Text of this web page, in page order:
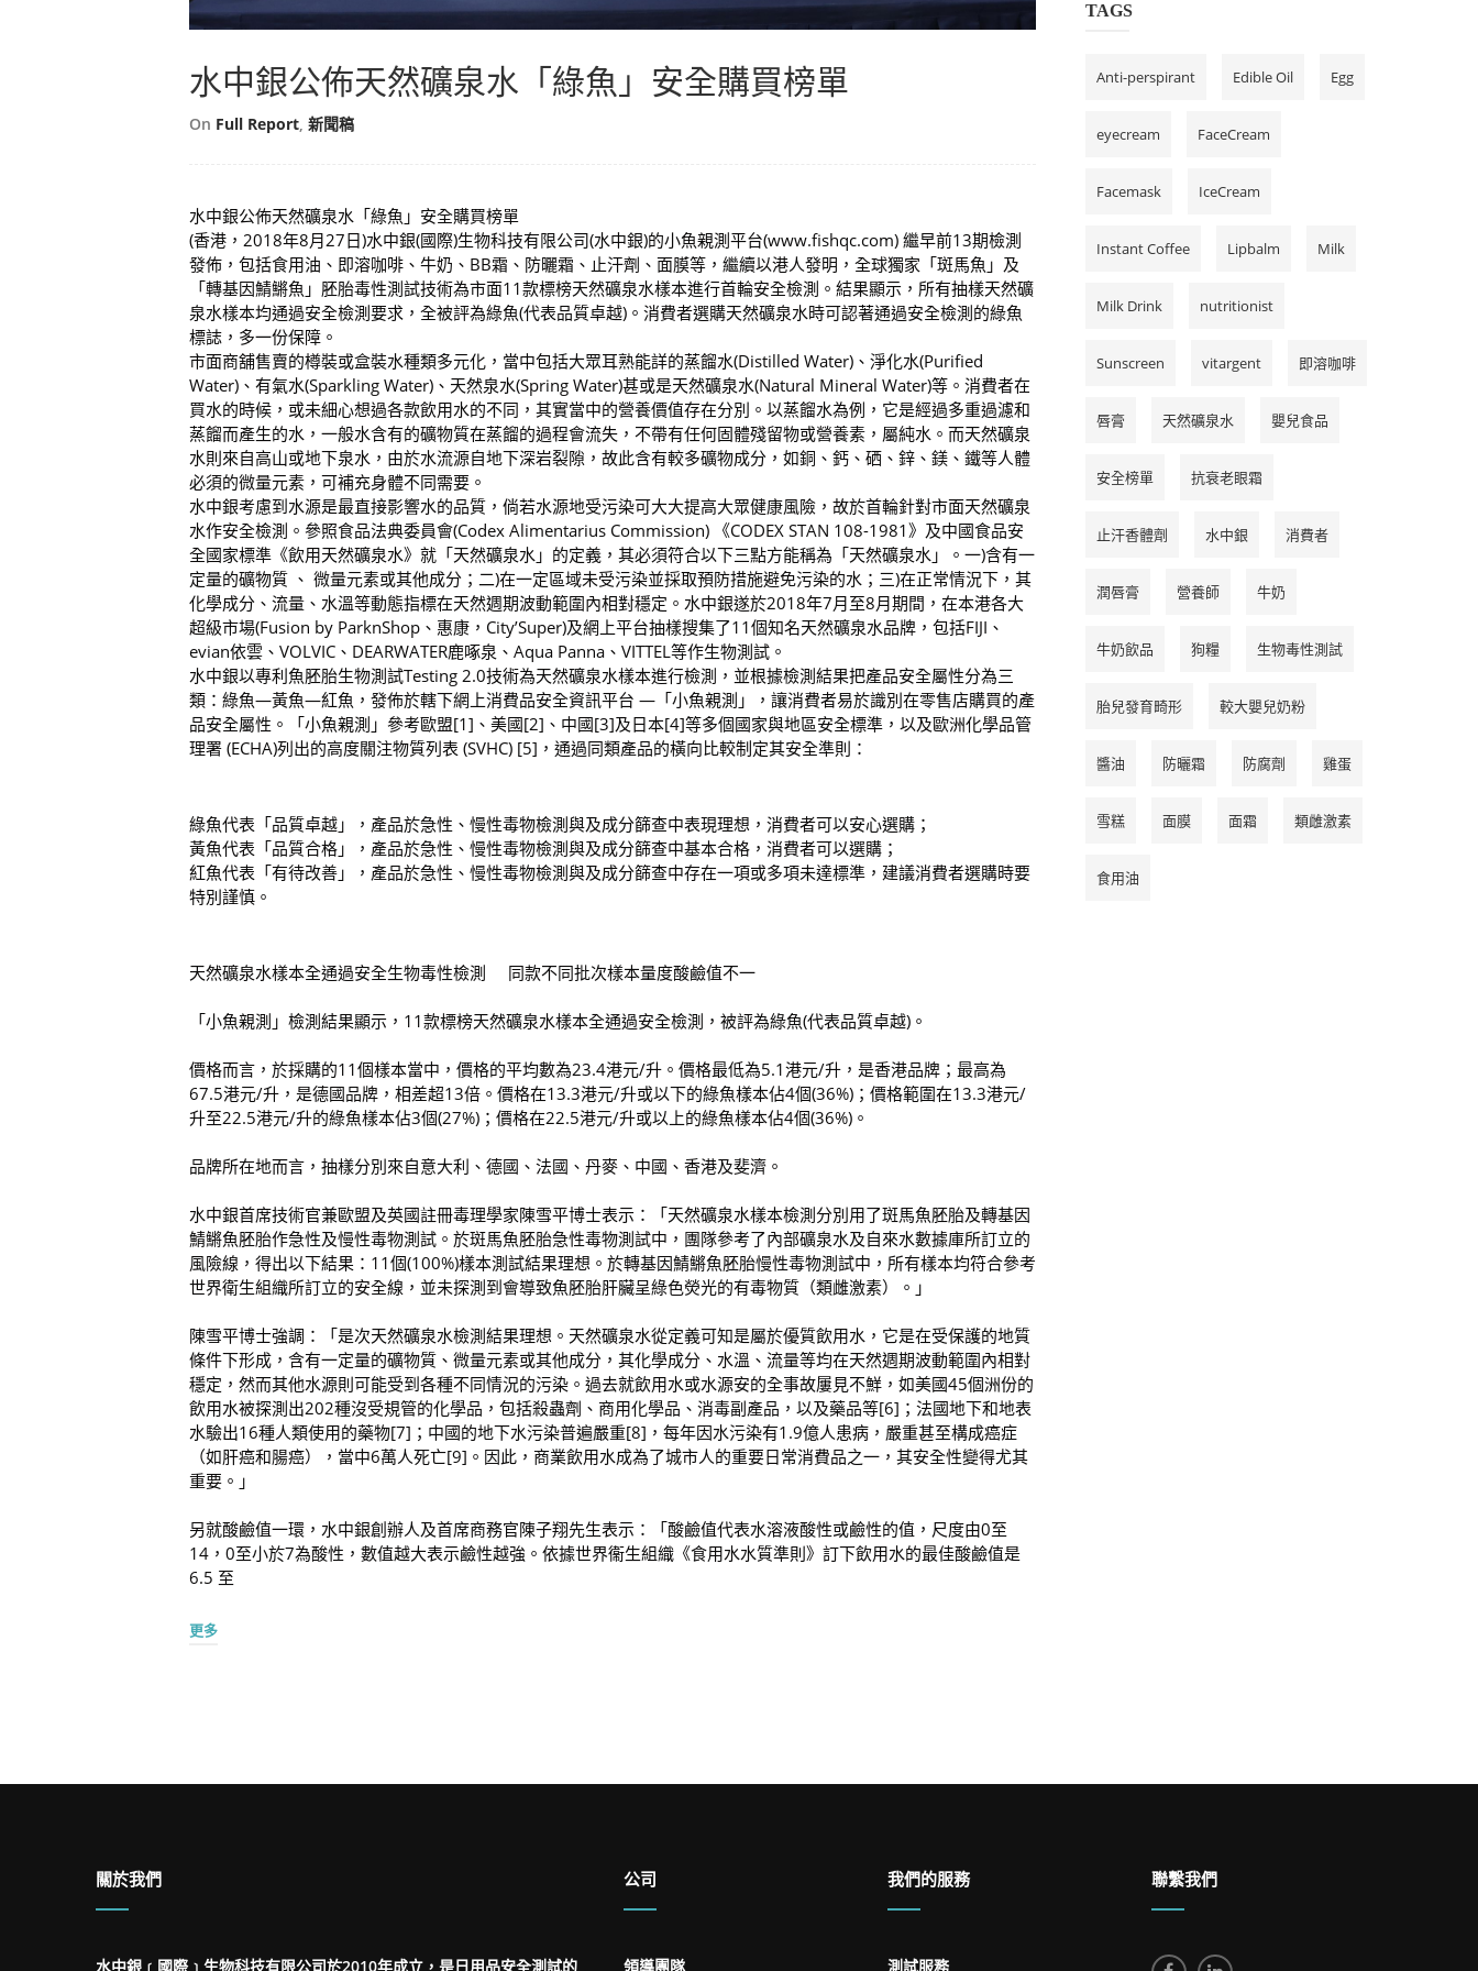
水中銀公佈天然礦泉水「綠魚」安全購買榜單
On Full Report, 新聞稿
水中銀公佈天然礦泉水「綠魚」安全購買榜單
(香港，2018年8月27日)水中銀(國際)生物科技有限公司(水中銀)的小魚親測平台(www.fishqc.com) 繼早前13期檢測
發佈，包括食用油、即溶咖啡、牛奶、BB霜、防曬霜、止汗劑、面膜等，繼續以港人發明，全球獨家「斑馬魚」及
「轉基因鯖鱂魚」胚胎毒性測試技術為市面11款標榜天然礦泉水樣本進行首輪安全檢測。結果顯示，所有抽樣天然礦
泉水樣本均通過安全檢測要求，全被評為綠魚(代表品質卓越)。消費者選購天然礦泉水時可認著通過安全檢測的綠魚
標誌，多一份保障。
市面商舖售賣的樽裝或盒裝水種類多元化，當中包括大眾耳熟能詳的蒸餾水(Distilled Water)、淨化水(Purified
Water)、有氣水(Sparkling Water)、天然泉水(Spring Water)甚或是天然礦泉水(Natural Mineral Water)等。消費者在
買水的時候，或未細心想過各款飲用水的不同，其實當中的營養價值存在分別。以蒸餾水為例，它是經過多重過濾和
蒸餾而產生的水，一般水含有的礦物質在蒸餾的過程會流失，不帶有任何固體殘留物或營養素，屬純水。而天然礦泉
水則來自高山或地下泉水，由於水流源自地下深岩裂隙，故此含有較多礦物成分，如銅、鈣、硒、鋅、鎂、鐵等人體
必須的微量元素，可補充身體不同需要。
水中銀考慮到水源是最直接影響水的品質，倘若水源地受污染可大大提高大眾健康風險，故於首輪針對市面天然礦泉
水作安全檢測。參照食品法典委員會(Codex Alimentarius Commission) 《CODEX STAN 108-1981》及中國食品安
全國家標準《飲用天然礦泉水》就「天然礦泉水」的定義，其必須符合以下三點方能稱為「天然礦泉水」。一)含有一
定量的礦物質 、 微量元素或其他成分；二)在一定區域未受污染並採取預防措施避免污染的水；三)在正常情況下，其
化學成分、流量、水溫等動態指標在天然週期波動範圍內相對穩定。水中銀遂於2018年7月至8月期間，在本港各大
超級市場(Fusion by ParknShop、惠康，City’Super)及網上平台抽樣搜集了11個知名天然礦泉水品牌，包括FIJI、
evian依雲、VOLVIC、DEARWATER鹿啄泉、Aqua Panna、VITTEL等作生物測試。
水中銀以專利魚胚胎生物測試Testing 2.0技術為天然礦泉水樣本進行檢測，並根據檢測結果把產品安全屬性分為三
類：綠魚—黃魚—紅魚，發佈於轄下網上消費品安全資訊平台 —「小魚親測」，讓消費者易於識別在零售店購買的產
品安全屬性。「小魚親測」參考歐盟[1]、美國[2]、中國[3]及日本[4]等多個國家與地區安全標準，以及歐洲化學品管
理署 (ECHA)列出的高度關注物質列表 (SVHC) [5]，通過同類產品的橫向比較制定其安全準則：
綠魚代表「品質卓越」，產品於急性、慢性毒物檢測與及成分篩查中表現理想，消費者可以安心選購；
黃魚代表「品質合格」，產品於急性、慢性毒物檢測與及成分篩查中基本合格，消費者可以選購；
紅魚代表「有待改善」，產品於急性、慢性毒物檢測與及成分篩查中存在一項或多項未達標準，建議消費者選購時要
特別謹慎。
天然礦泉水樣本全通過安全生物毒性檢測 同款不同批次樣本量度酸鹼值不一
「小魚親測」檢測結果顯示，11款標榜天然礦泉水樣本全通過安全檢測，被評為綠魚(代表品質卓越)。
價格而言，於採購的11個樣本當中，價格的平均數為23.4港元/升。價格最低為5.1港元/升，是香港品牌；最高為
67.5港元/升，是德國品牌，相差超13倍。價格在13.3港元/升或以下的綠魚樣本佔4個(36%)；價格範圍在13.3港元/
升至22.5港元/升的綠魚樣本佔3個(27%)；價格在22.5港元/升或以上的綠魚樣本佔4個(36%)。
品牌所在地而言，抽樣分別來自意大利、德國、法國、丹麥、中國、香港及斐濟。
水中銀首席技術官兼歐盟及英國註冊毒理學家陳雪平博士表示：「天然礦泉水樣本檢測分別用了斑馬魚胚胎及轉基因
鯖鱂魚胚胎作急性及慢性毒物測試。於斑馬魚胚胎急性毒物測試中，團隊參考了內部礦泉水及自來水數據庫所訂立的
風險線，得出以下結果：11個(100%)樣本測試結果理想。於轉基因鯖鱂魚胚胎慢性毒物測試中，所有樣本均符合參考
世界衛生組織所訂立的安全線，並未探測到會導致魚胚胎肝臟呈綠色熒光的有毒物質（類雌激素）。」
陳雪平博士強調：「是次天然礦泉水檢測結果理想。天然礦泉水從定義可知是屬於優質飲用水，它是在受保護的地質
條件下形成，含有一定量的礦物質、微量元素或其他成分，其化學成分、水溫、流量等均在天然週期波動範圍內相對
穩定，然而其他水源則可能受到各種不同情況的污染。過去就飲用水或水源安的全事故屢見不鮮，如美國45個洲份的
飲用水被探測出202種沒受規管的化學品，包括殺蟲劑、商用化學品、消毒副產品，以及藥品等[6]；法國地下和地表
水驗出16種人類使用的藥物[7]；中國的地下水污染普遍嚴重[8]，每年因水污染有1.9億人患病，嚴重甚至構成癌症
（如肝癌和腸癌），當中6萬人死亡[9]。因此，商業飲用水成為了城市人的重要日常消費品之一，其安全性變得尤其
重要。」
另就酸鹼值一環，水中銀創辦人及首席商務官陳子翔先生表示：「酸鹼值代表水溶液酸性或鹼性的值，尺度由0至
14，0至小於7為酸性，數值越大表示鹼性越強。依據世界衞生組織《食用水水質準則》訂下飲用水的最佳酸鹼值是
6.5 至
更多
TAGS
Anti-perspirant Edible Oil Egg
eyecream FaceCream
Facemask IceCream
Instant Coffee Lipbalm Milk
Milk Drink nutritionist
Sunscreen vitargent 即溶咖啡
唇膏 天然礦泉水 嬰兒食品
安全榜單 抗衰老眼霜
止汗香體劑 水中銀 消費者
潤唇膏 營養師 牛奶
牛奶飲品 狗糧 生物毒性測試
胎兒發育畸形 較大嬰兒奶粉
醬油 防曬霜 防腐劑 雞蛋
雪糕 面膜 面霜 類雌激素
食用油
關於我們
水中銀﹝國際﹞生物科技有限公司於2010年成立，是日用品安全測試的
公司
領導團隊
我們的服務
測試服務
聯繫我們